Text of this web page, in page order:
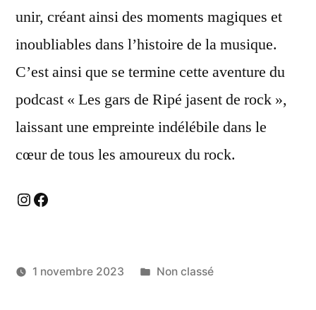
unir, créant ainsi des moments magiques et
inoubliables dans l’histoire de la musique.
C’est ainsi que se termine cette aventure du
podcast « Les gars de Ripé jasent de rock »,
laissant une empreinte indélébile dans le
cœur de tous les amoureux du rock.
Instagram
Facebook
1 novembre 2023
Publié
Non classé